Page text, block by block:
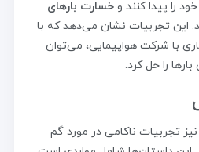
را پیدا کنند و خسارت بارهای
این تجربیات نشان می‌دهد که با
با شرکت هواپیمایی، می‌توان
را حل کرد.
تجربیات ناکامی در مورد گم